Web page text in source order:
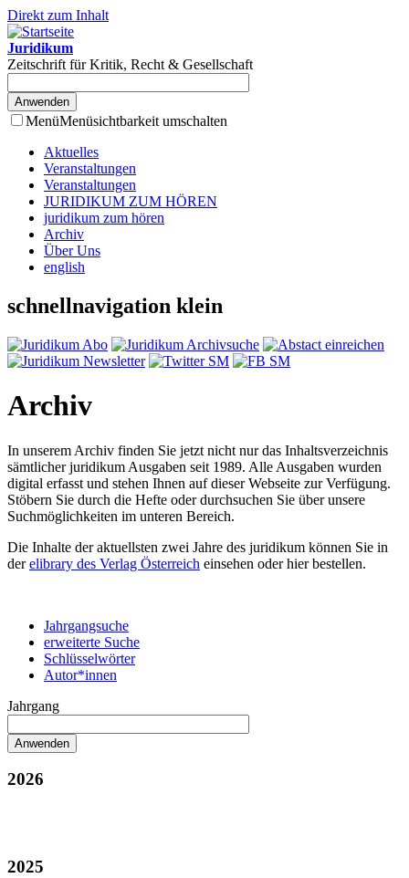
Direkt zum Inhalt
Juridikum
Zeitschrift für Kritik, Recht & Gesellschaft
MenüMenüsichtbarkeit umschalten
Aktuelles
Veranstaltungen
Veranstaltungen
JURIDIKUM ZUM HÖREN
juridikum zum hören
Archiv
Über Uns
english
schnellnavigation klein
Archiv
In unserem Archiv finden Sie jetzt nicht nur das Inhaltsverzeichnis
sämtlicher juridikum Ausgaben seit 1989. Alle Ausgaben wurden
digital erfasst und stehen Ihnen auf dieser Webseite zur Verfügung.
Stöbern Sie durch die Hefte oder durchsuchen Sie über unsere
Suchmöglichkeiten im unteren Bereich.
Die Inhalte der aktuellsten zwei Jahre des juridikum können Sie in
derelibrary des Verlag Österreich einsehen oder hier bestellen.
Jahrgangsuche
erweiterte Suche
Schlüsselwörter
Autor*innen
Jahrgang
2026
2025